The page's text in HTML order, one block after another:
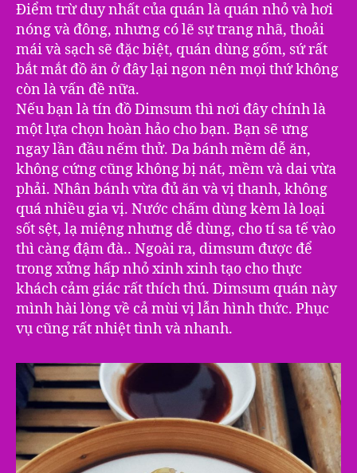
Điểm trừ duy nhất của quán là quán nhỏ và hơi
nóng và đông, nhưng có lẽ sự trang nhã, thoải
mái và sạch sẽ đặc biệt, quán dùng gốm, sứ rất
bắt mắt đồ ăn ở đây lại ngon nên mọi thứ không
còn là vấn đề nữa.
Nếu bạn là tín đồ Dimsum thì nơi đây chính là
một lựa chọn hoàn hảo cho bạn. Bạn sẽ ưng
ngay lần đầu nếm thử. Da bánh mềm dễ ăn,
không cứng cũng không bị nát, mềm và dai vừa
phải. Nhân bánh vừa đủ ăn và vị thanh, không
quá nhiều gia vị. Nước chấm dùng kèm là loại
sốt sệt, lạ miệng nhưng dễ dùng, cho tí sa tế vào
thì càng đậm đà.. Ngoài ra, dimsum được để
trong xửng hấp nhỏ xinh xinh tạo cho thực
khách cảm giác rất thích thú. Dimsum quán này
mình hài lòng về cả mùi vị lẫn hình thức. Phục
vụ cũng rất nhiệt tình và nhanh.